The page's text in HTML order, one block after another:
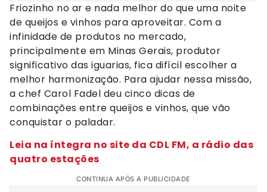
Friozinho no ar e nada melhor do que uma noite
de queijos e vinhos para aproveitar. Com a
infinidade de produtos no mercado,
principalmente em Minas Gerais, produtor
significativo das iguarias, fica difícil escolher a
melhor harmonização. Para ajudar nessa missão,
a chef Carol Fadel deu cinco dicas de
combinações entre queijos e vinhos, que vão
conquistar o paladar.
Leia na íntegra no site da CDL FM, a rádio das
quatro estações
CONTINUA APÓS A PUBLICIDADE